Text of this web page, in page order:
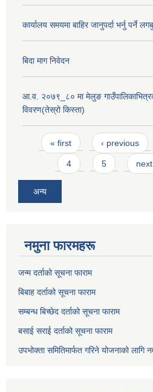
कार्यालय समयमा बाहिर जानुपर्दा भर्नु पर्ने
बिदा माग निवेदन
आ.व. २०७९_८० मा मेलुङ
विवरण(तेस्रो किस्ता)
Pages
« first ‹ previous
4 5 next
अन्य
नमुना फारमहरू
जन्म दर्ताको सूचना फाराम
बिबाह दर्ताको सूचना फाराम
सम्बन्ध बिच्छेद दर्ताको सूचना फाराम
बसाई सराई दर्ताको सूचना फाराम
उपभोक्ता समितिमार्फत गरिने योजनाको लागि